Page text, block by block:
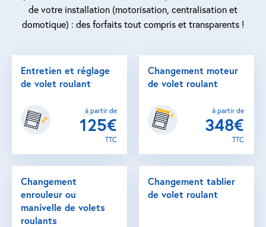
de votre installation (motorisation, centralisation et
domotique) : des forfaits tout compris et transparents !
Entretien et réglage
de volet roulant
à partir de
125€
TTC
Changement moteur
de volet roulant
à partir de
348€
TTC
Changement
enrouleur ou
manivelle de volets
roulants
Changement tablier
de volet roulant